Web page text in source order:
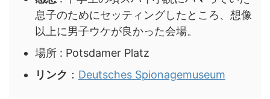
息子のためにセッティングしたところ、想像
以上に男子ウケが良かった会場。
場所 : Potsdamer Platz
リンク ： Deutsches Spionagemuseum